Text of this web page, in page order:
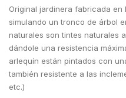
Original jardinera fabricada en
simulando un tronco de árbol
naturales son tintes naturales
dándole una resistencia
arlequín están pintados con
también resistente a las
etc.)